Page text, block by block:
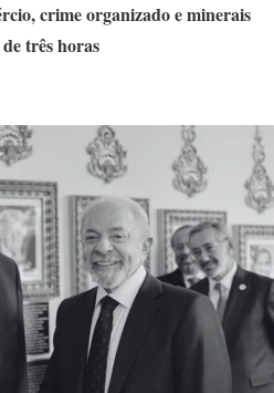
crime organizado e minerais
três horas